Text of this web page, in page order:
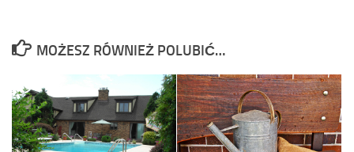
MOŻESZ RÓWNIEŻ POLUBIĆ…